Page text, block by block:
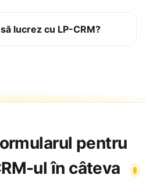
lucrez cu LP-CRM?
pentru
ul în câteva